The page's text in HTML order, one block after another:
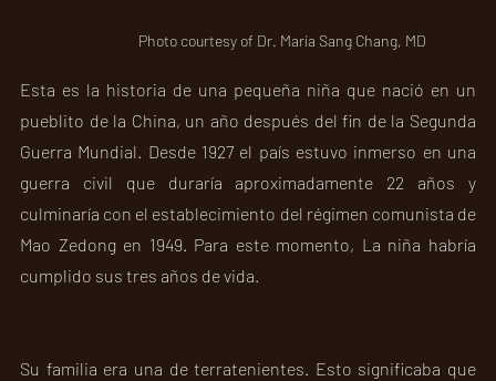
Photo courtesy of Dr. María Sang Chang, MD
Esta es la historia de una pequeña niña que nació en un
pueblito de la China, un año después del fin de la Segunda
Guerra Mundial. Desde 1927 el país estuvo inmerso en una
guerra civil que duraría aproximadamente 22 años y
culminaría con el establecimiento del régimen comunista de
Mao Zedong en 1949. Para este momento, La niña habría
cumplido sus tres años de vida.
Su familia era una de terratenientes. Esto significaba que